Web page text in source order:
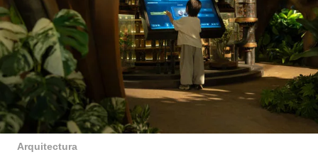
Arquitectura